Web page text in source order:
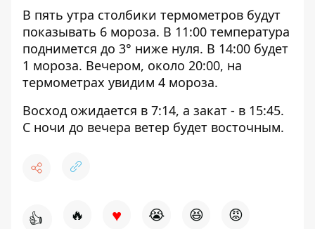
В пять утра столбики термометров будут
показывать 6 мороза. В 11:00 температура
поднимется до 3° ниже нуля. В 14:00 будет
1 мороза. Вечером, около 20:00, на
термометрах увидим 4 мороза.
Восход ожидается в 7:14, а закат - в 15:45.
С ночи до вечера ветер будет восточным.
👍 🔥 ♥ 😭 😆 😡